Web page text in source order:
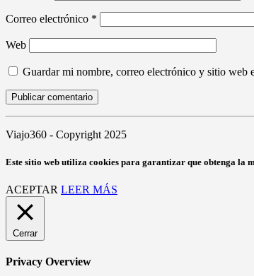
Correo electrónico *
Web
Guardar mi nombre, correo electrónico y sitio web
Viajo360 - Copyright 2025
Este sitio web utiliza cookies para garantizar que obtenga la
ACEPTAR LEER MÁS
Cerrar
Privacy Overview